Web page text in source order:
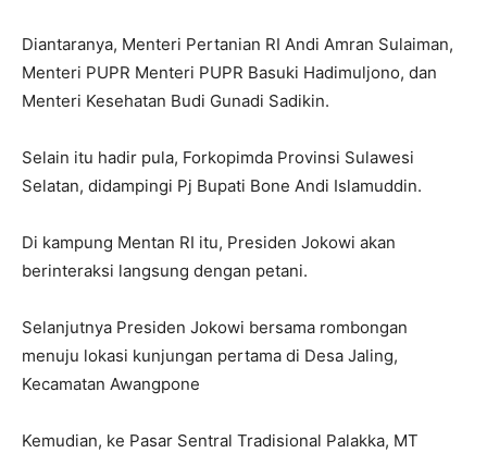
Diantaranya, Menteri Pertanian RI Andi Amran Sulaiman,
Menteri PUPR Menteri PUPR Basuki Hadimuljono, dan
Menteri Kesehatan Budi Gunadi Sadikin.
Selain itu hadir pula, Forkopimda Provinsi Sulawesi
Selatan, didampingi Pj Bupati Bone Andi Islamuddin.
Di kampung Mentan RI itu, Presiden Jokowi akan
berinteraksi langsung dengan petani.
Selanjutnya Presiden Jokowi bersama rombongan
menuju lokasi kunjungan pertama di Desa Jaling,
Kecamatan Awangpone
Kemudian, ke Pasar Sentral Tradisional Palakka, MT